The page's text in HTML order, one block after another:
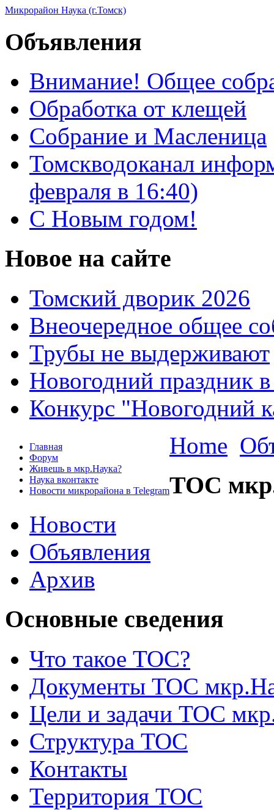
Микрорайон Наука (г.Томск)
Объявления
Внимание! Общее
Обработка от клещей
Собрание и Масленица
Томскводоканал
февраля в 16:40)
С Новым годом!
Новое на сайте
Томский дворик 2026
Внеочередное общее
Трубы не выдерживают
Новогодний праздник
Конкурс "Новогодний
Главная
Форум
Живешь в мкр.Наука?
Наука вконтакте
Новости микрорайона в Telegram
Home
ТОС
Новости
Объявления
Архив
Основные сведения
Что такое ТОС?
Документы ТОС
Цели и задачи ТОС
Структура ТОС
Контакты
Территория ТОС